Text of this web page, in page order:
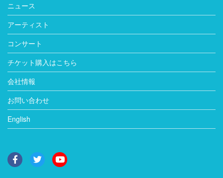
ニュース
アーティスト
コンサート
チケット購入はこちら
会社情報
お問い合わせ
English